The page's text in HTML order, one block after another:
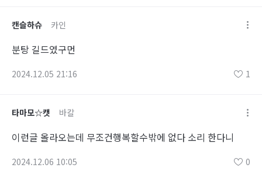
캔슬하슈 카인
분탕 길드였구먼
2024.12.05 21:16 1
타마모☆캣 바칼
이런글 올라오는데 무조건행복할수밖에 없다 소리 한다니
2024.12.06 10:05 0